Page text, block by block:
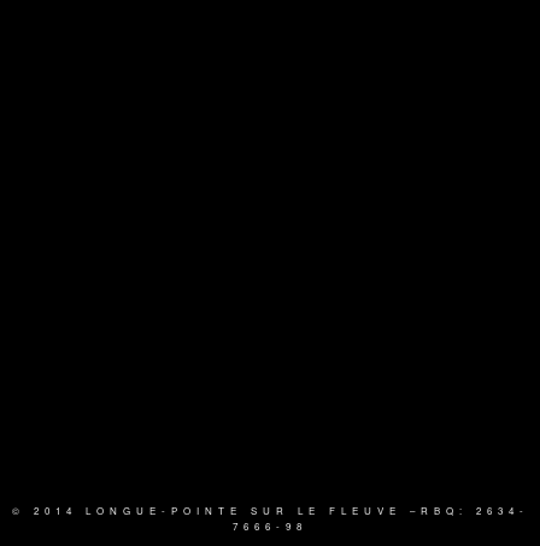
© 2014 LONGUE-POINTE SUR LE FLEUVE –RBQ: 2634-
7666-98